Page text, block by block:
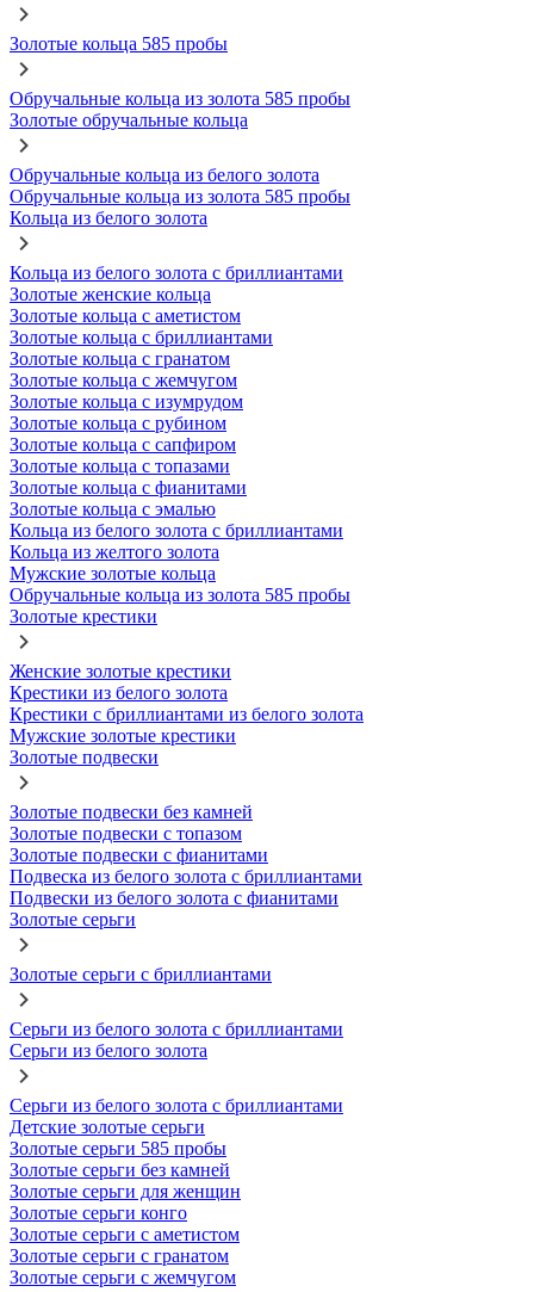
Золотые кольца 585 пробы
Обручальные кольца из золота 585 пробы
Золотые обручальные кольца
Обручальные кольца из белого золота
Обручальные кольца из золота 585 пробы
Кольца из белого золота
Кольца из белого золота с бриллиантами
Золотые женские кольца
Золотые кольца с аметистом
Золотые кольца с бриллиантами
Золотые кольца с гранатом
Золотые кольца с жемчугом
Золотые кольца с изумрудом
Золотые кольца с рубином
Золотые кольца с сапфиром
Золотые кольца с топазами
Золотые кольца с фианитами
Золотые кольца с эмалью
Кольца из белого золота с бриллиантами
Кольца из желтого золота
Мужские золотые кольца
Обручальные кольца из золота 585 пробы
Золотые крестики
Женские золотые крестики
Крестики из белого золота
Крестики с бриллиантами из белого золота
Мужские золотые крестики
Золотые подвески
Золотые подвески без камней
Золотые подвески с топазом
Золотые подвески с фианитами
Подвеска из белого золота с бриллиантами
Подвески из белого золота с фианитами
Золотые серьги
Золотые серьги с бриллиантами
Серьги из белого золота с бриллиантами
Серьги из белого золота
Серьги из белого золота с бриллиантами
Детские золотые серьги
Золотые серьги 585 пробы
Золотые серьги без камней
Золотые серьги для женщин
Золотые серьги конго
Золотые серьги с аметистом
Золотые серьги с гранатом
Золотые серьги с жемчугом